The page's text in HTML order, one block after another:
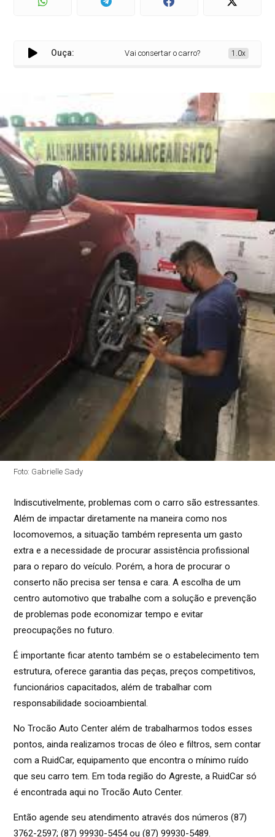
Ouça: Vai consertar o carro? Escolher um auto
1.0x
Foto: Gabrielle Sady
Indiscutivelmente, problemas com o carro são estressantes.
Além de impactar diretamente na maneira como nos
locomovemos, a situação também representa um gasto
extra e a necessidade de procurar assistência profissional
para o reparo do veículo. Porém, a hora de procurar o
conserto não precisa ser tensa e cara. A escolha de um
centro automotivo que trabalhe com a solução e prevenção
de problemas pode economizar tempo e evitar
preocupações no futuro.
É importante ficar atento também se o estabelecimento tem
estrutura, oferece garantia das peças, preços competitivos,
funcionários capacitados, além de trabalhar com
responsabilidade socioambiental.
No Trocão Auto Center além de trabalharmos todos esses
pontos, ainda realizamos trocas de óleo e filtros, sem contar
com a RuidCar, equipamento que encontra o mínimo ruído
que seu carro tem. Em toda região do Agreste, a RuidCar só
é encontrada aqui no Trocão Auto Center.
Então agende seu atendimento através dos números (87)
3762-2597; (87) 99930-5454 ou (87) 99930-5489.